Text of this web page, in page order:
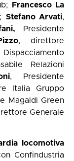
Francesco La
Stefano Arvati,
Presidente
, direttore
Relazioni
, Presidente
Italia Gruppo
Magaldi Green
Generale
locomotiva
Confindustria